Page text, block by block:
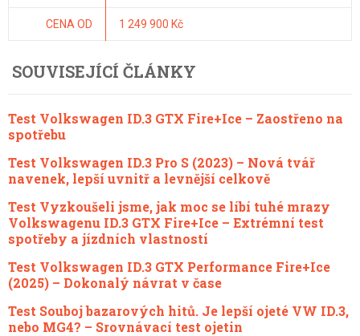
CENA OD 1 249 900 Kč
SOUVISEJÍCÍ ČLÁNKY
Test Volkswagen ID.3 GTX Fire+Ice – Zaostřeno na
spotřebu
Test Volkswagen ID.3 Pro S (2023) – Nová tvář
navenek, lepší uvnitř a levnější celkově
Test Vyzkoušeli jsme, jak moc se líbí tuhé mrazy
Volkswagenu ID.3 GTX Fire+Ice – Extrémní test
spotřeby a jízdních vlastností
Test Volkswagen ID.3 GTX Performance Fire+Ice
(2025) – Dokonalý návrat v čase
Test Souboj bazarových hitů. Je lepší ojeté VW ID.3,
nebo MG4? – Srovnávací test ojetin